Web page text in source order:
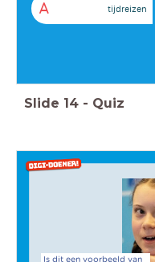
A tijdreizen
Slide 14 - Quiz
Is dit een voorbeeld van